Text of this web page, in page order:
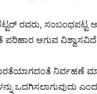
ರವರು, ಸಂಬಂಧಪಟ್ಟ
ಪರಿಹಾರ ಆಗುವ
ನಿರ್ವಹಣೆ
ಒದಗಿಸಲಾಗುವುದು